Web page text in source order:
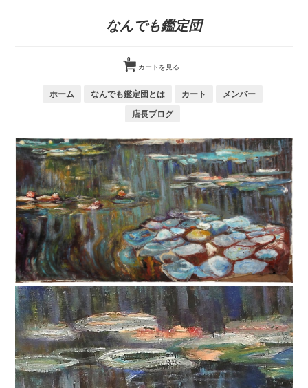
なんでも鑑定団
カートを見る
0
ホーム なんでも鑑定団とは カート メンバー
店長ブログ